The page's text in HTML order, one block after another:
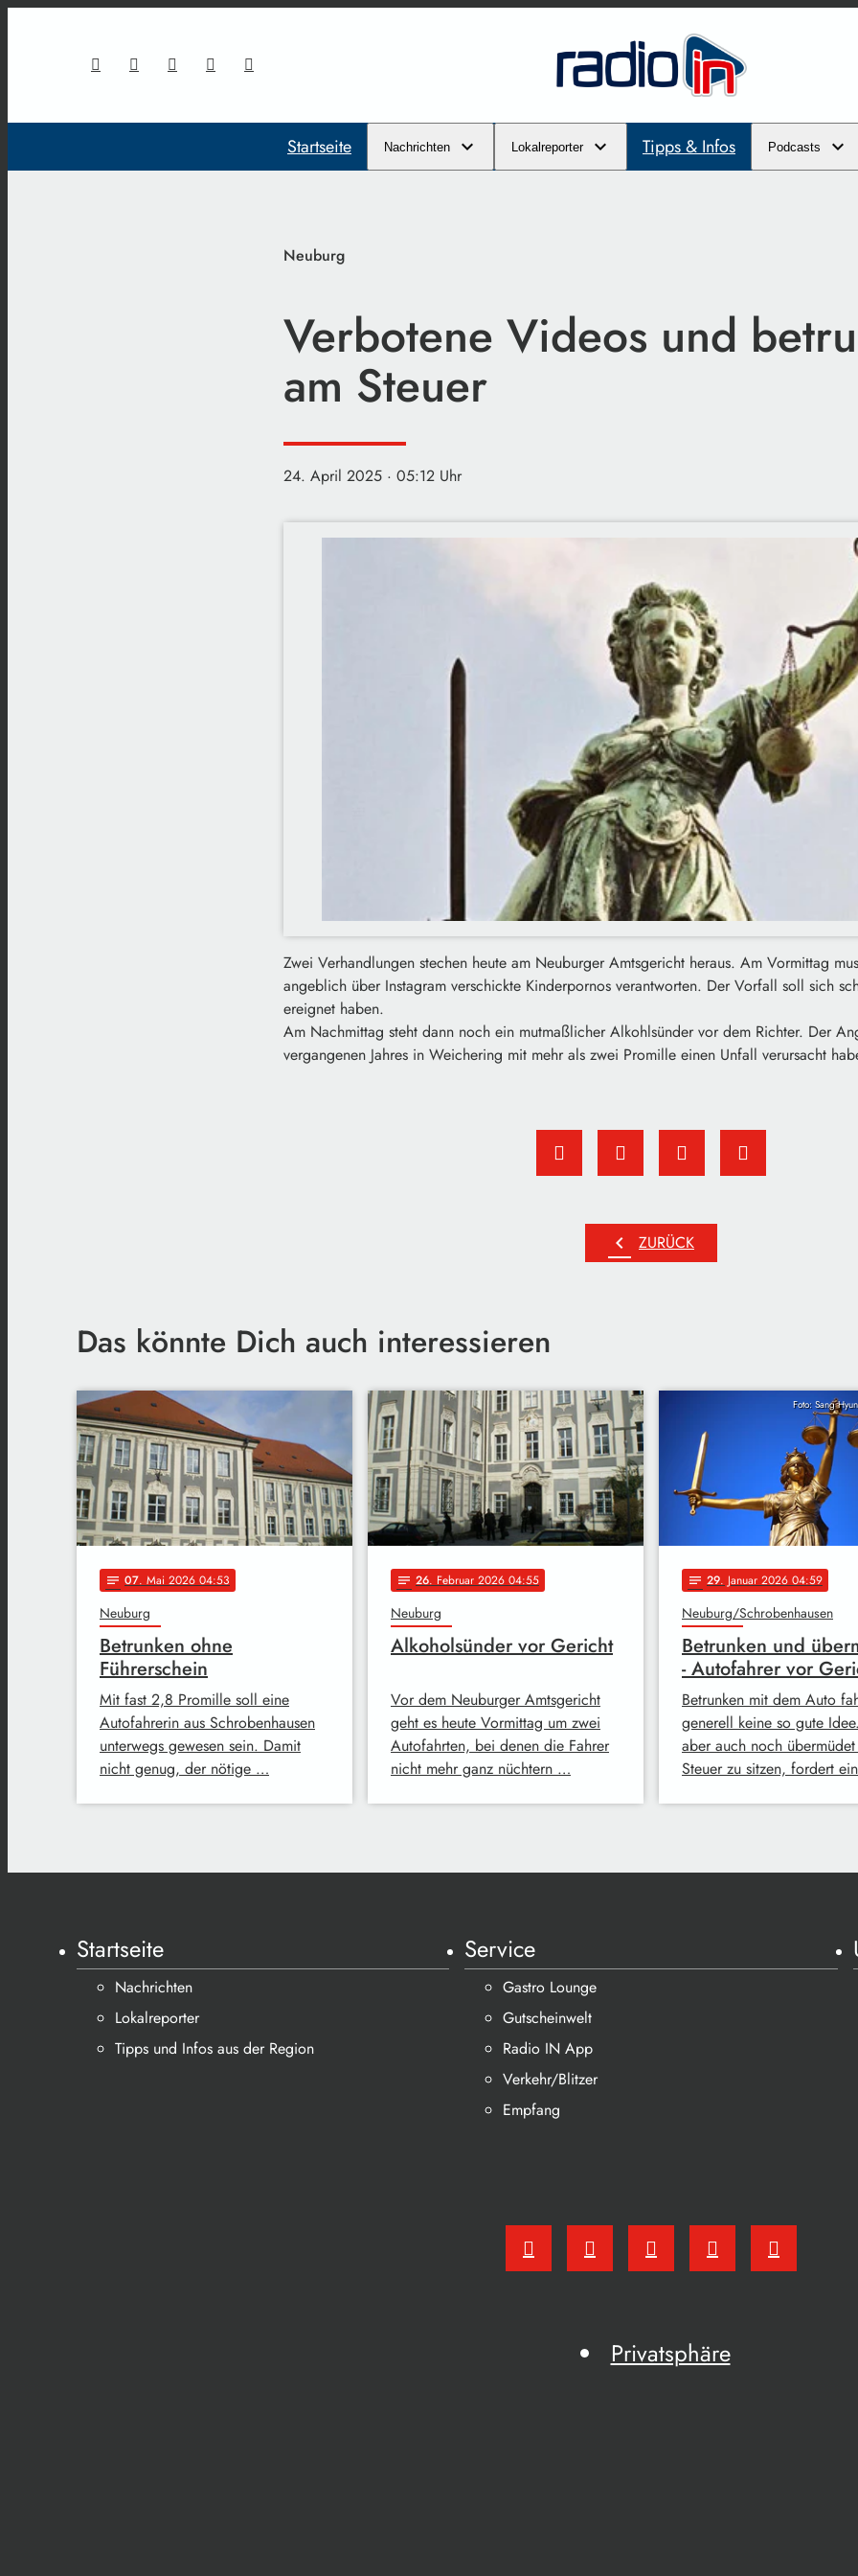
Startseite Nachrichten Lokalreporter Tipps & Infos Podcasts
Neuburg
Verbotene Videos und
am Steuer
24. April 2025 · 05:12 Uhr
Zwei Verhandlungen stechen heute am Neuburger Amtsgericht heraus. Am Vormittag
angeblich über Instagram verschickte Kinderpornos verantworten. Der Vorfall soll sich
ereignet haben.
Am Nachmittag steht dann noch ein mutmaßlicher Alkohlsünder vor dem Richter. Der
vergangenen Jahres in Weichering mit mehr als zwei Promille einen Unfall verursacht
chevron_left ZURÜCK
Das könnte Dich auch interessieren
notes 07. Mai 2026 04:53
Neuburg
Betrunken ohne
Führerschein
Mit fast 2,8 Promille soll eine
Autofahrerin aus Schrobenhausen
unterwegs gewesen sein. Damit
nicht genug, der nötige …
notes 26. Februar 2026 04:55
Neuburg
Alkoholsünder vor Gericht
Vor dem Neuburger Amtsgericht
geht es heute Vormittag um zwei
Autofahrten, bei denen die Fahrer
nicht mehr ganz nüchtern …
Foto: Sang
notes 29. Januar 2026 04:59
Neuburg/Schrobenhausen
Betrunken und
- Autofahrer vor
Betrunken mit dem Auto
generell keine so gute
aber auch noch
Steuer zu sitzen, fordert
Startseite
Nachrichten
Lokalreporter
Tipps und Infos aus der Region
Service
Gastro Lounge
Gutscheinwelt
Radio IN App
Verkehr/Blitzer
Empfang
Privatsphäre